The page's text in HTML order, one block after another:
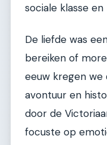
sociale klasse
De liefde was
bereiken of
eeuw kregen
avontuur en
door de
focuste op